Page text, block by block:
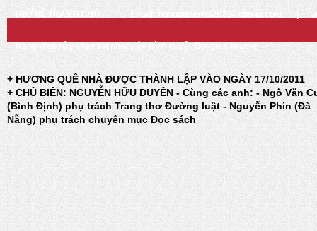
TRỞ VỀ TRANG CHỦ Email: huongquenha2023@gmail.com
Trang Web này chạy tốt nhất trên trình duyệt Google Chrome
+ HƯƠNG QUÊ NHÀ ĐƯỢC THÀNH LẬP VÀO NGÀY 17/10/2011
+ CHỦ BIÊN: NGUYỄN HỮU DUYÊN - Cùng các anh: - Ngô Văn
(Bình Định) phụ trách Trang thơ Đường luật - Nguyễn Phin (Đà
Nẵng) phụ trách chuyên mục Đọc sách